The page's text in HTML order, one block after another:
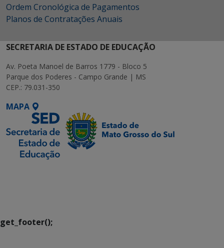
Ordem Cronológica de Pagamentos
Planos de Contratações Anuais
SECRETARIA DE ESTADO DE EDUCAÇÃO
Av. Poeta Manoel de Barros 1779 - Bloco 5
Parque dos Poderes - Campo Grande | MS
CEP.: 79.031-350
MAPA
get_footer();